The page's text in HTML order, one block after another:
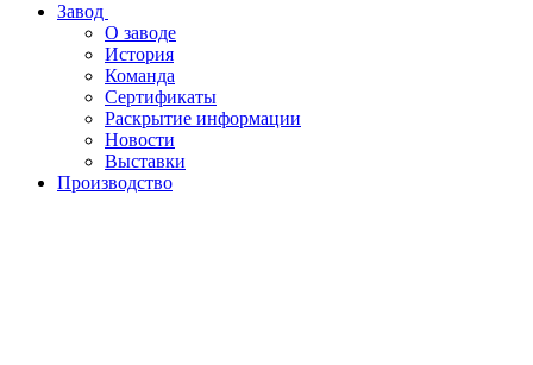
Завод
О заводе
История
Команда
Сертификаты
Раскрытие информации
Новости
Выставки
Производство